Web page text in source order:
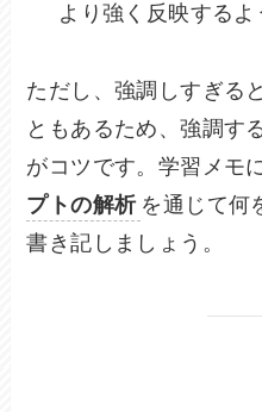
より強く反映するよ
ただし、強調しすぎる
ともあるため、強調す
がコツです。学習メモ
プトの解析 を通じて何
書き記しましょう。